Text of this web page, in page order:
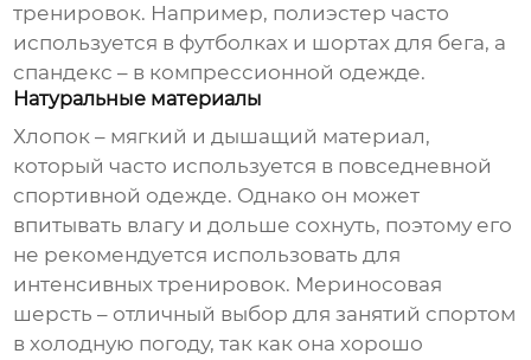
тренировок. Например, полиэстер часто
используется в футболках и шортах для бега, а
спандекс – в компрессионной одежде.
Натуральные материалы
Хлопок – мягкий и дышащий материал,
который часто используется в повседневной
спортивной одежде. Однако он может
впитывать влагу и дольше сохнуть, поэтому его
не рекомендуется использовать для
интенсивных тренировок. Мериносовая
шерсть – отличный выбор для занятий спортом
в холодную погоду, так как она хорошо